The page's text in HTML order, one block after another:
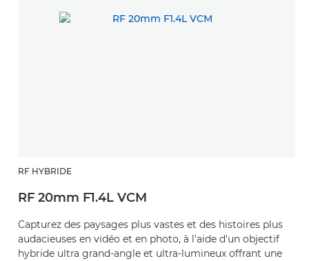
RF HYBRIDE
RF 20mm F1.4L VCM
Capturez des paysages plus vastes et des histoires plus
audacieuses en vidéo et en photo, à l'aide d'un objectif
hybride ultra grand-angle et ultra-lumineux offrant une